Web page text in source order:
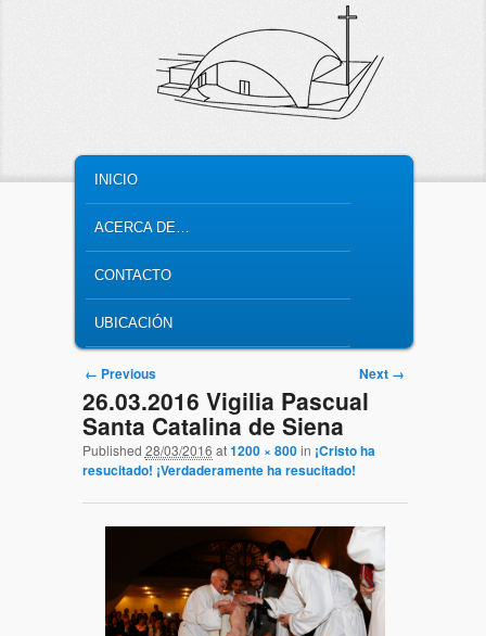
SKIP TO PRIMARY CONTENT
SKIP TO SECONDARY CONTENT
INICIO
ACERCA DE…
CONTACTO
UBICACIÓN
Image navigation
← Previous Next →
26.03.2016 Vigilia Pascual
Santa Catalina de Siena
Published 28/03/2016 at1200 × 800in ¡Cristo ha
resucitado! ¡Verdaderamente ha resucitado!